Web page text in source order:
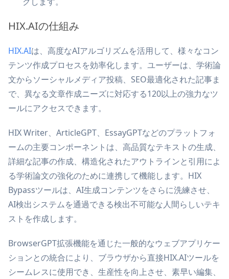
HIX.AIの仕組み
HIX.AIは、高度なAIアルゴリズムを活用して、様々なコン
テンツ作成プロセスを効率化します。ユーザーは、学術論
文からソーシャルメディア投稿、SEO最適化された記事ま
で、異なる文章作成ニーズに対応する120以上の強力なツ
ールにアクセスできます。
HIX Writer、ArticleGPT、EssayGPTなどのプラットフォ
ームの主要コンポーネントは、高品質なテキストの生成、
詳細な記事の作成、構造化されたアウトラインと引用によ
る学術論文の強化のために連携して機能します。HIX
Bypassツールは、AI生成コンテンツをさらに洗練させ、
AI検出システムを通過できる検出不可能な人間らしいテキ
ストを作成します。
BrowserGPT拡張機能を通じた一般的なウェブアプリケー
ションとの統合により、ブラウザから直接HIX.AIツールを
シームレスに使用でき、生産性を向上させ、素早い編集、